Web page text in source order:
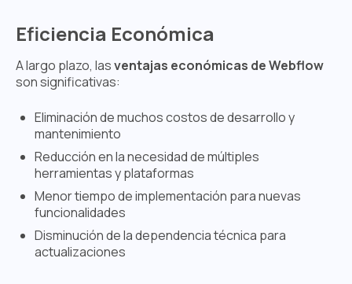
Eficiencia Económica
A largo plazo, lasventajas económicas de Webflow
son significativas:
Eliminación de muchos costos de desarrollo y
mantenimiento
Reducción en la necesidad de múltiples
herramientas y plataformas
Menor tiempo de implementación para nuevas
funcionalidades
Disminución de la dependencia técnica para
actualizaciones